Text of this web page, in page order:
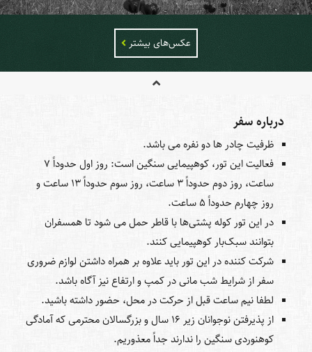
عکس‌های بیشتر
درباره سفر
ظرفیت چادر ها دو نفره می باشد.
فعالیت این تور، کوهپیمایی سنگین است: روز اول حدوداً 7
ساعت، روز دوم حدوداً 3 ساعت، روز سوم حدوداً 13 ساعت و
روز چهارم حدوداً 5 ساعت.
در این تور کوله پشتی‌ها با قاطر حمل می شود تا همسفران
بتوانند سبک‌بار کوهپیمایی کنند.
شرکت کننده در این تور باید علاوه بر همراه داشتن لوازم ضروری
سفر از شرایط شب مانی در کمپ و ارتفاع نیز آگاه باشد.
لطفا نیم ساعت قبل از حرکت در محل، حضور داشته باشید.
از پذیرفتن نوجوانان زیر 16 سال و بزرگسالان محترمی که آمادگی
کوهنوردی سنگین را ندارند جداً معذوریم.